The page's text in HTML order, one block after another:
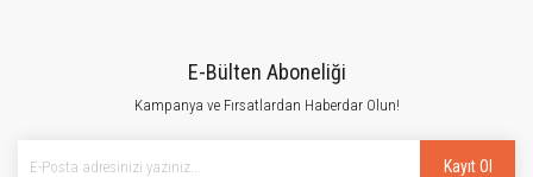
E-Bülten Aboneliği
Kampanya ve Fırsatlardan Haberdar Olun!
Kayıt Ol